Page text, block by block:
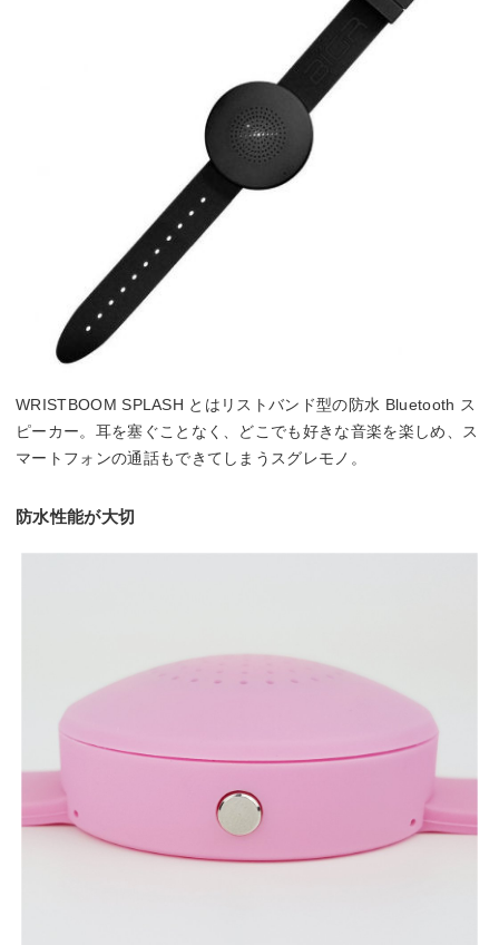
WRISTBOOM SPLASH とはリストバンド型の防水 Bluetooth ス
ピーカー。耳を塞ぐことなく、どこでも好きな音楽を楽しめ、ス
マートフォンの通話もできてしまうスグレモノ。
防水性能が大切